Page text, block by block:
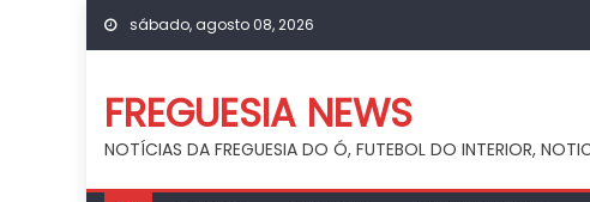
Skip
sábado, agosto 08, 2026
FREGUESIA NEWS
NOTÍCIAS DA FREGUESIA DO Ó, FUTEBOL DO INTERIOR,